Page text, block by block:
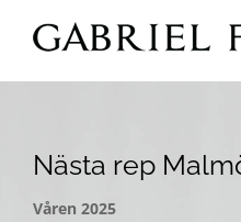
Nästa rep
Våren 2025